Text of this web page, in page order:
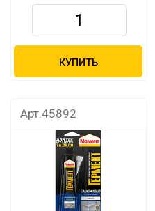
КУПИТЬ
Арт.45892